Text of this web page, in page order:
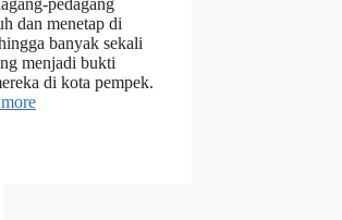
pedagang
dan menetap di
banyak sekali
menjadi bukti
di kota pempek.